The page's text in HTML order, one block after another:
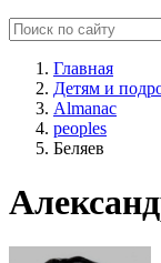
Главная
Детям и
Almanac
peoples
Беляев